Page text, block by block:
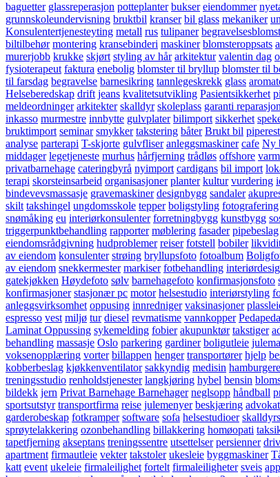
baguetter glassreperasjon potteplanter bukser eiendommer
grunnskoleundervisning bruktbil kranser bil glass mekaniker
Konsulentertjenesteyting metall rus tulipaner
biltilbehør montering kransebinderi maskiner blomsteroppsats
murerjobb krukke skjørt styling av hår arkitektur valentin dag
fysioterapeut faktura enebolig blomster til bryllup blomster til
til farsdag begravelse barnesikring tannlegeskrekk glass
Helseberedskap drift jeans kvalitetsutvikling Pasientsikkerhet
meldeordninger arkitekter skalldyr skoleplass garanti reparasjon
inkasso murmestre innbytte gulvplater bilimport sikkerhet
bruktimport seminar smykker takstering båter Brukt bil
analyse parterapi T-skjorte gulvfliser anleggsmaskiner cafe Ny
middager legetjeneste murhus hårfjerning trådløs offshore
privatbarnehage cateringbyrå nyimport cardigans bil import
terapi skorsteinsarbeid organisasjoner planter kultur vurdering
bindevevsmassasje gravemaskiner designbygg sandaler
skilt takshingel ungdomsskole tepper boligstyling fotografering
snømåking eu interiørkonsulenter forretningbygg kunstbygg
triggerpunktbehandling rapporter møblering fasader pipebeslag
eiendomsrådgivning hudproblemer reiser fotstell bobiler
av eiendom konsulenter strøing bryllupsfoto fotoalbum
av eiendom snekkermester markiser fotbehandling
gatekjøkken Høydefoto sølv barnehagefoto konfirmasjonsfoto
konfirmasjoner stasjonær pc motor helsestudio interiørstyling
anleggsvirksomhet oppusing innredniger vaksinasjoner
espresso vest miljø tur diesel revmatisme vannkopper
Laminat Oppussing sykemelding fobier akupunktør takstiger
behandling massasje Oslo parkering gardiner boligutleie
voksenopplæring vorter billappen henger transportører hjelp
kobberbeslag kjøkkenventilator sakkyndig medisin hamburgere
treningsstudio renholdstjenester langkjøring hybel bensin
bildekk jern Privat Barnehage Barnehager neglsopp håndball
sportsutstyr transportfirma reise julemenyer beskjæring advokat
garderobeskap fotkramper software sofa helsestudioer
sprøytelakkering ozonbehandling billakkering homøopati
tapetfjerning akseptans treningssentre utsettelser persienner
apartment firmautleie vekter takstoler ukesleie byggmaskiner
katt event ukeleie firmaleilighet fortelt firmaleiligheter sveis